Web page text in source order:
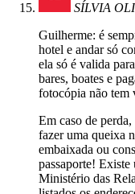
SÍLVIA
Guilherme: é
hotel e andar só
ela só é valida
bares, boates e
fotocópia não tem
Em caso de
fazer uma queixa
embaixada ou
passaporte!
Ministério das